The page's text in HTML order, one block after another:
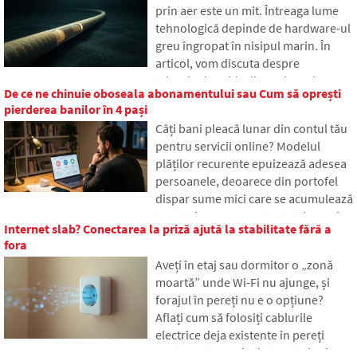
moștenirea digitală, de ce pot avea
moștenitorii probleme cu datele și
cum să faci ordine în amprenta
online chiar astăzi.
prin aer este un mit. Întreaga lume
tehnologică depinde de hardware-ul
greu îngropat în nisipul marin. În
articol, vom discuta despre
tehnologia cablurilor submarine.
Veți afla cum funcționează fibrele
pe nave și cum oceanele adânci au
devenit un câmp de luptă geopolitic.
De ce ne chinuie oboseala abonamentului sau Cum să oprești
pierderea banilor în 4 pași
Câți bani pleacă lunar din contul tău
pentru servicii online? Modelul
plăților recurente epuizează adesea
persoanele, deoarece din portofel
dispar sume mici care se acumulează
treptat în sume neașteptat de mari.
În text ne bazăm pe date proaspete
uriașă dintre estimările noastre și
realitate și oferim patru pași concreți
pentru a avea cheltuielile sub un
control mai mare.
Internet slab? Conectarea la priză ajută la stabilitate fără a
fora
Aveți în etaj sau dormitor o „zonă
moartă” unde Wi-Fi nu ajunge, și
forajul în pereți nu e o opțiune?
Aflați cum să folosiți cablurile
electrice deja existente în pereți
pentru a transmite internetul prin